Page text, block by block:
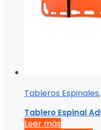
Tableros Espinales,
Tablero Espinal
Leer más